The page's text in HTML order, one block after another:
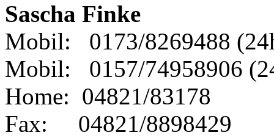
Sascha Finke
Mobil: 0173/8269488
Mobil: 0157/74958906
Home: 04821/83178
Fax: 04821/8898429